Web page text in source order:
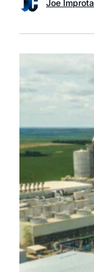
Joe Improta